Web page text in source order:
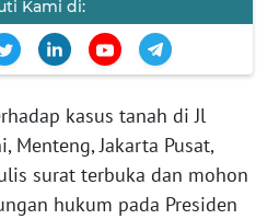
Kami di:
kasus tanah di Jl
Menteng, Jakarta Pusat,
surat terbuka dan mohon
hukum pada Presiden